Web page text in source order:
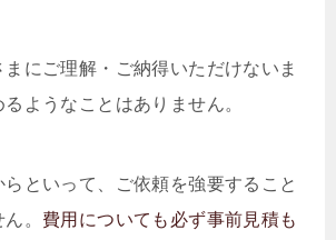
にご理解・ご納得いただけないま
ようなことはありません。
らといって、ご依頼を強要すること
。 費用についても必ず事前見積も